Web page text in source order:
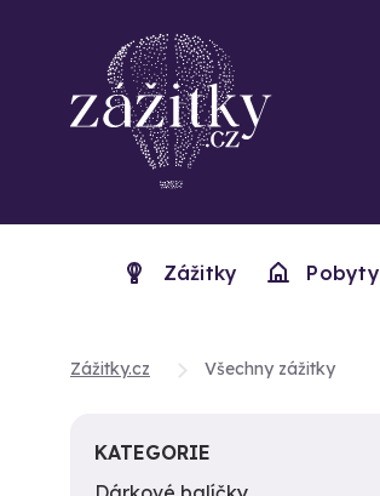
Zážitky Pobyty
Zážitky.cz Všechny zážitky
KATEGORIE